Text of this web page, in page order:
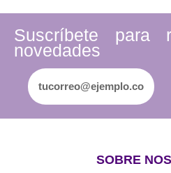
Suscríbete para
novedades
SOBRE